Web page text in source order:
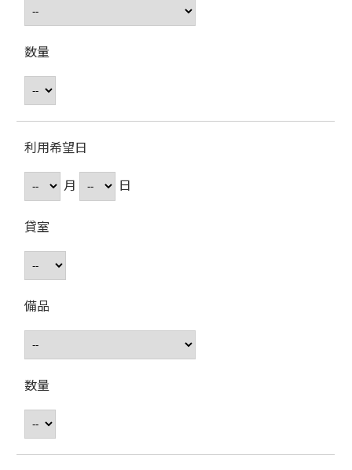
数量
利用希望日
月
日
貸室
備品
数量